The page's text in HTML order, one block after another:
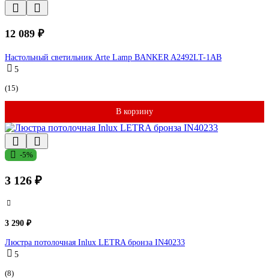
12 089 ₽
Настольный светильник Arte Lamp BANKER A2492LT-1AB
5
(15)
В корзину
-5%
3 126 ₽
3 290 ₽
Люстра потолочная Inlux LETRA бронза IN40233
5
(8)